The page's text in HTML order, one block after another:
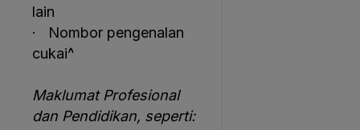
lain
· Nombor pengenalan
cukai^
Maklumat Profesional
dan Pendidikan, seperti: